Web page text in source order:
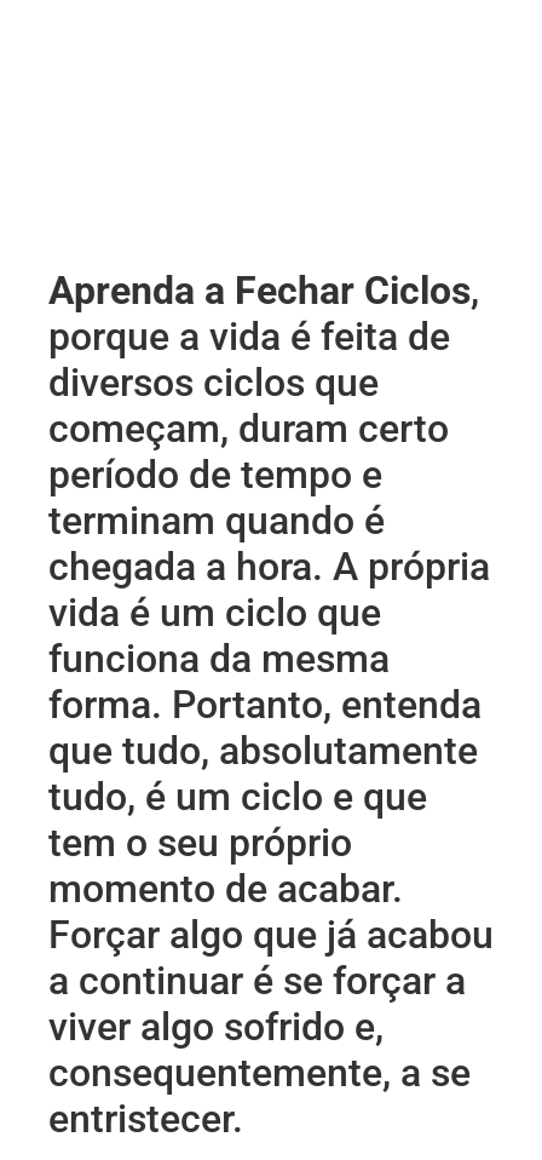
Aprenda a Fechar Ciclos,
porque a vida é feita de
diversos ciclos que
começam, duram certo
período de tempo e
terminam quando é
chegada a hora. A própria
vida é um ciclo que
funciona da mesma
forma. Portanto, entenda
que tudo, absolutamente
tudo, é um ciclo e que
tem o seu próprio
momento de acabar.
Forçar algo que já acabou
a continuar é se forçar a
viver algo sofrido e,
consequentemente, a se
entristecer.